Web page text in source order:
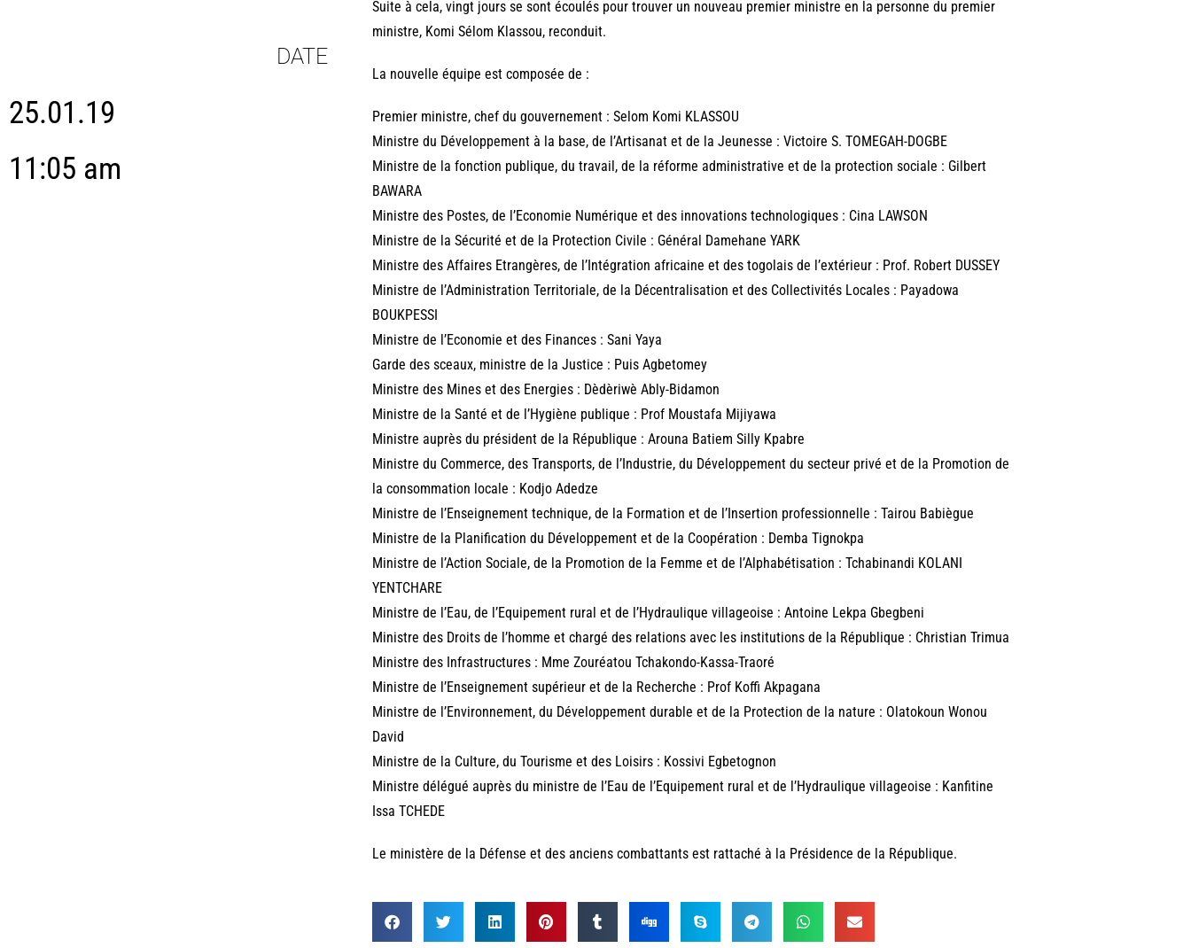
DATE
25.01.19
11:05 am
Suite à cela, vingt jours se sont écoulés pour trouver un nouveau premier ministre en la personne du premier
ministre, Komi Sélom Klassou, reconduit.
La nouvelle équipe est composée de :
Premier ministre, chef du gouvernement : Selom Komi KLASSOU
Ministre du Développement à la base, de l’Artisanat et de la Jeunesse : Victoire S. TOMEGAH-DOGBE
Ministre de la fonction publique, du travail, de la réforme administrative et de la protection sociale : Gilbert
BAWARA
Ministre des Postes, de l’Economie Numérique et des innovations technologiques : Cina LAWSON
Ministre de la Sécurité et de la Protection Civile : Général Damehane YARK
Ministre des Affaires Etrangères, de l’Intégration africaine et des togolais de l’extérieur : Prof. Robert DUSSEY
Ministre de l’Administration Territoriale, de la Décentralisation et des Collectivités Locales : Payadowa
BOUKPESSI
Ministre de l’Economie et des Finances : Sani Yaya
Garde des sceaux, ministre de la Justice : Puis Agbetomey
Ministre des Mines et des Energies : Dèdèriwè Ably-Bidamon
Ministre de la Santé et de l’Hygiène publique : Prof Moustafa Mijiyawa
Ministre auprès du président de la République : Arouna Batiem Silly Kpabre
Ministre du Commerce, des Transports, de l’Industrie, du Développement du secteur privé et de la Promotion de
la consommation locale : Kodjo Adedze
Ministre de l’Enseignement technique, de la Formation et de l’Insertion professionnelle : Tairou Babiègue
Ministre de la Planification du Développement et de la Coopération : Demba Tignokpa
Ministre de l’Action Sociale, de la Promotion de la Femme et de l’Alphabétisation : Tchabinandi KOLANI
YENTCHARE
Ministre de l’Eau, de l’Equipement rural et de l’Hydraulique villageoise : Antoine Lekpa Gbegbeni
Ministre des Droits de l’homme et chargé des relations avec les institutions de la République : Christian Trimua
Ministre des Infrastructures : Mme Zouréatou Tchakondo-Kassa-Traoré
Ministre de l’Enseignement supérieur et de la Recherche : Prof Koffi Akpagana
Ministre de l’Environnement, du Développement durable et de la Protection de la nature : Olatokoun Wonou
David
Ministre de la Culture, du Tourisme et des Loisirs : Kossivi Egbetognon
Ministre délégué auprès du ministre de l’Eau de l’Equipement rural et de l’Hydraulique villageoise : Kanfitine
Issa TCHEDE
Le ministère de la Défense et des anciens combattants est rattaché à la Présidence de la République.